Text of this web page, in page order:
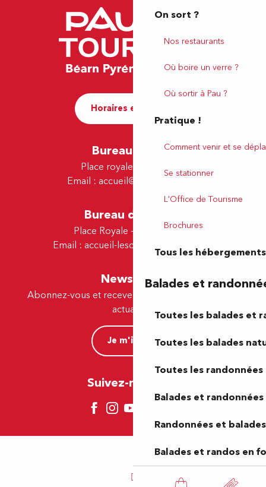
On sort ?
Nos restaurants
Où boire un verre ?
Où sortir à Pau ?
Pratique !
Comment venir et se
Se stationner
L'Office de Tourisme
Brochures
Tous les hébergements
Balades et
Toutes les balades et
Toutes les balades
Toutes les randonnées
Balades et
Randonnées et
Balades et randos en
Horaires et contact
Bureau de Pau
Place royale - 64000 Pau
Email : accueil@tourismepau.fr
Bureau de Lescar
Place Royale - 64230 Lescar
Email : accueil-lescar@tourismepau.fr
Newsletter
Abonnez-vous et recevez par e-mail nos offres et
actualités.
Je m'inscris
Suivez-nous ici !